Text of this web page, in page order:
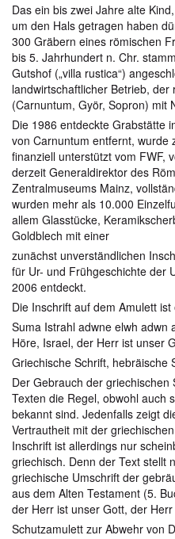
Das ein bis zwei Jahre alte
um den Hals getragen haben
300 Gräbern eines römischen
bis 5. Jahrhundert n. Chr.
Gutshof („villa rustica“)
landwirtschaftlicher Betrieb,
(Carnuntum, Györ, Sopron) mit
Die 1986 entdeckte Grabstätte
von Carnuntum entfernt, wurde
finanziell unterstützt vom FWF,
derzeit Generaldirektor des
Zentralmuseums Mainz,
wurden mehr als 10.000
allem Glasstücke,
Goldblech mit einer
zunächst unverständlichen
für Ur- und Frühgeschichte der
2006 entdeckt.
Die Inschrift auf dem Amulett
Suma Istrahl adwne elwh adwn
Höre, Israel, der Herr ist unser
Griechische Schrift, hebräische
Der Gebrauch der
Texten die Regel, obwohl auch
bekannt sind. Jedenfalls zeigt
Vertrautheit mit der
Inschrift ist allerdings nur
griechisch. Denn der Text stellt
griechische Umschrift der
aus dem Alten Testament (5.
der Herr ist unser Gott, der Herr
Schutzamulett zur Abwehr von